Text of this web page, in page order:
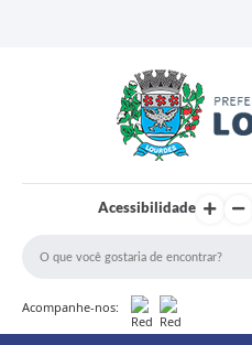
Acessibilidade
Acompanhe-nos: